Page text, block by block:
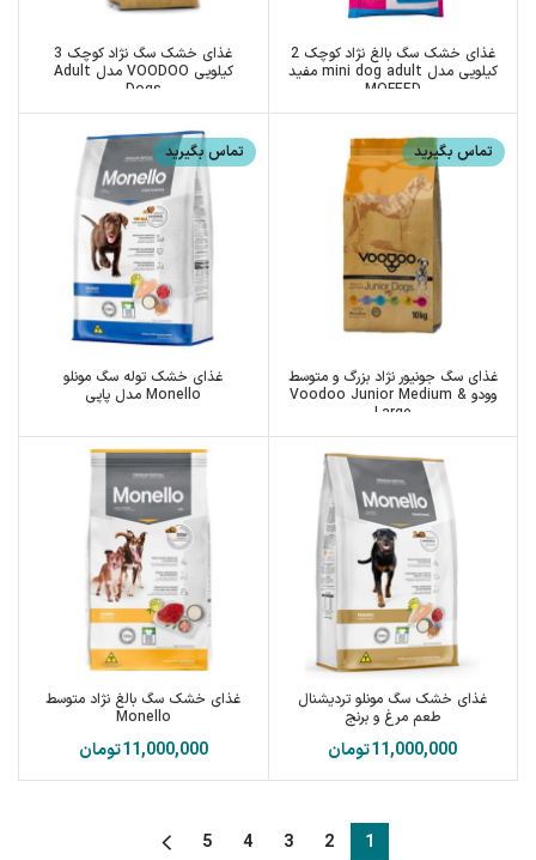
غذای خشک سگ بالغ نژاد کوچک 2
کیلویی مدل mini dog adult مفید
MOFEED
غذای خشک سگ نژاد کوچک 3
کیلویی VOODOO مدل Adult
Dogs
تماس بگیرید
غذای سگ جونیور نژاد بزرگ و متوسط
وودو Voodoo Junior Medium &
Large
تماس بگیرید
غذای خشک توله سگ مونلو
Monello مدل پاپی
غذای خشک سگ مونلو تردیشنال
طعم مرغ و برنج
تومان
غذای خشک سگ بالغ نژاد متوسط
Monello
تومان
1
2
3
4
5